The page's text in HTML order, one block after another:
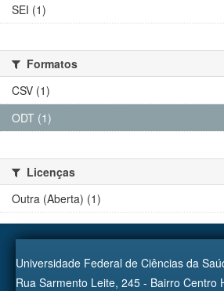
SEI (1)
Formatos
CSV (1)
ODT (1)
Licenças
Outra (Aberta) (1)
Universidade Federal de Ciências da
Rua Sarmento Leite, 245 - Bairro Centro